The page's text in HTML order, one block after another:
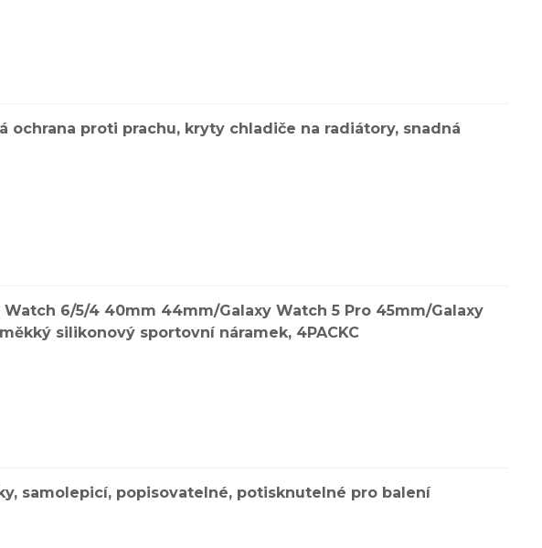
proti prachu, kryty chladiče na radiátory, snadná
6/5/4 40mm 44mm/Galaxy Watch 5 Pro 45mm/Galaxy
silikonový sportovní náramek, 4PACKC
samolepicí, popisovatelné, potisknutelné pro balení